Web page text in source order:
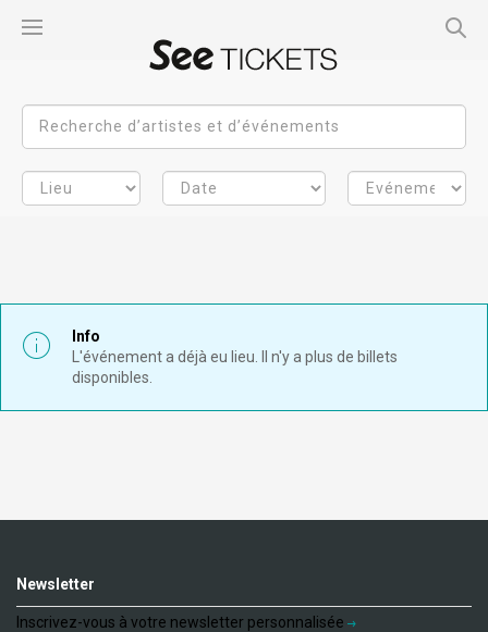
Info
L'événement a déjà eu lieu. Il n'y a plus de billets
disponibles.
Newsletter
Inscrivez-vous à votre newsletter personnalisée